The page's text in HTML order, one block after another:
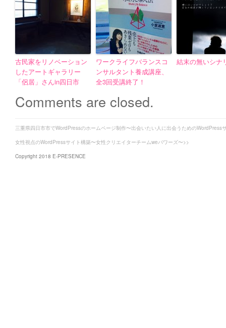
古民家をリノベーション
したアートギャラリー
「侶居」さんin四日市
ワークライフバランスコ
ンサルタント養成講座、
全3回受講終了！
結末の無いシナ
Comments are closed.
三重県四日市市でWordPressのホームページ制作〜出会いたい人に出会うためのWordPress
女性視点のWordPressサイト構築〜女性クリエイターチームweパワーズ〜>>
Copyright 2018 E-PRESENCE